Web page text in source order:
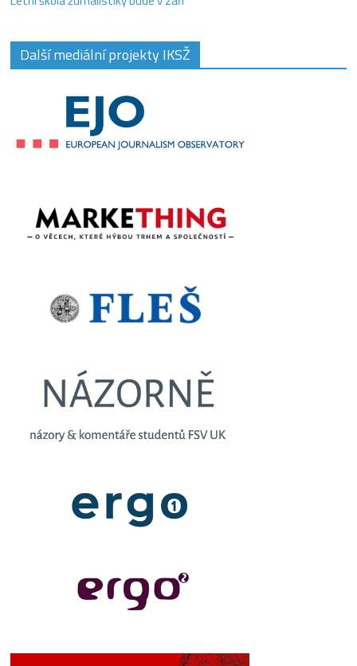
Další mediální projekty IKSŽ